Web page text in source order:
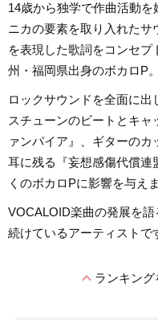
14歳から独学で作曲活動
ニカの要素を取り入れた
を表現した歌詞をコンセ
州・福岡県出身のボカロP。
ロックサウンドを全面に
スチューンのビートとキ
ァンパイア』、ギターの
耳に残る『妄想感傷代償連
くのボカロPに影響を与え
VOCALOID楽曲の発展を
続けているアーティストで
expand_lessランキング